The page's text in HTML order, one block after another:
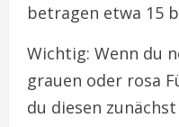
betragen etwa 15
Wichtig: Wenn du
grauen oder rosa
du diesen